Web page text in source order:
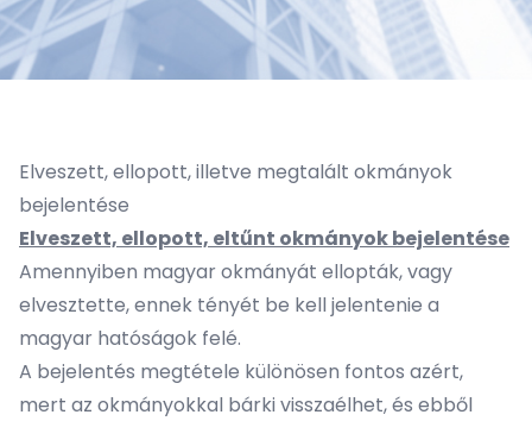
Elveszett, ellopott, illetve megtalált okmányok
bejelentése
Elveszett, ellopott, eltűnt okmányok bejelentése
Amennyiben magyar okmányát ellopták, vagy
elvesztette, ennek tényét be kell jelentenie a
magyar hatóságok felé.
A bejelentés megtétele különösen fontos azért,
mert az okmányokkal bárki visszaélhet, és ebből